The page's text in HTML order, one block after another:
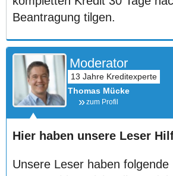
Beantragung tilgen.
Moderator
Thomas Mücke
zum Profil
Hier haben unsere Leser
Unsere Leser haben folgende